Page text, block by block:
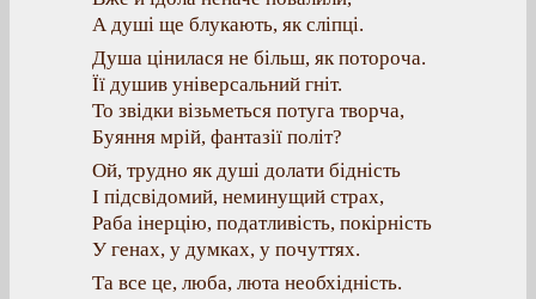
А душі ще блукають, як сліпці.
Душа цінилася не більш, як потороча.
Її душив універсальний гніт.
То звідки візьметься потуга творча,
Буяння мрій, фантазії політ?
Ой, трудно як душі долати бідність
І підсвідомий, неминущий страх,
Раба інерцію, податливість, покірність
У генах, у думках, у почуттях.
Та все це, люба, люта необхідність.